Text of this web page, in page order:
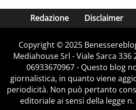
Redazione Disclaimer
Copyright © 2025
Mediahouse Srl - Viale Sarca 336
06933670967 - Questo blog
giornalistica, in quanto viene
periodicità. Non può pertanto
editoriale ai sensi della legge n.